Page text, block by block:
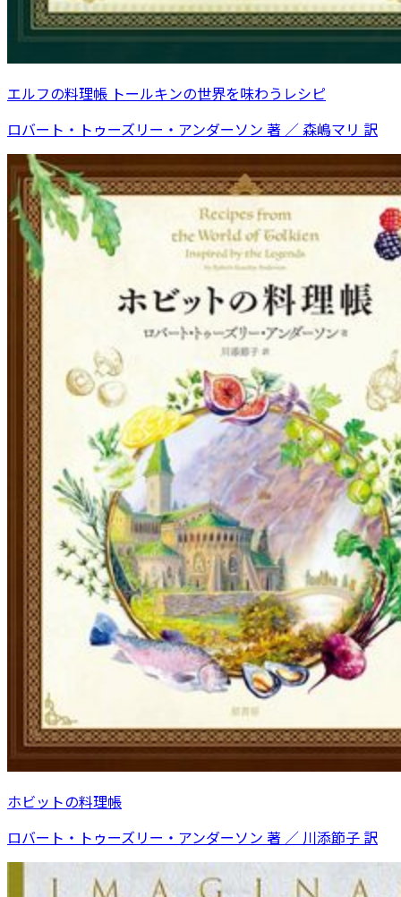
エルフの料理帳 トールキンの世界を味わうレシピ
ロバート・トゥーズリー・アンダーソン 著 ／ 森嶋マリ 訳
ホビットの料理帳
ロバート・トゥーズリー・アンダーソン 著 ／ 川添節子 訳